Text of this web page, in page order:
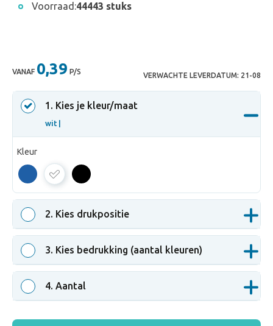
Voorraad:44443 stuks
VANAF 0,39 P/S VERWACHTE LEVERDATUM: 21-08
1 . Kies je kleur/maat
wit |
Kleur
wit
2. Kies drukpositie
3. Kies bedrukking (aantal kleuren)
4. Aantal